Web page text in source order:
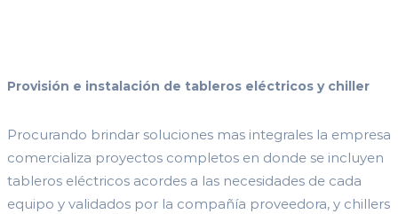
Provisión e instalación de tableros eléctricos y chiller
Procurando brindar soluciones mas integrales la empresa
comercializa proyectos completos en donde se incluyen
tableros eléctricos acordes a las necesidades de cada
equipo y validados por la compañía proveedora, y chillers